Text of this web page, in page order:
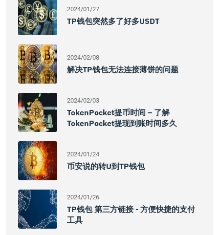
2024/01/27
TP钱包突然多了好多USDT
2024/02/08
解决TP钱包无法连接薄饼的问题
2024/02/03
TokenPocket提币时间 – 了解
TokenPocket提现到账时间多久
2024/01/24
币安说的转u到TP钱包
2024/01/26
TP钱包 第三方链接 - 方便快捷的支付
工具